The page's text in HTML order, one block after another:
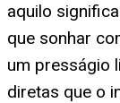
aquilo
que sonhar
um presságio
diretas que o